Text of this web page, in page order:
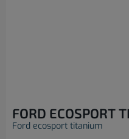
FORD ECOSPORT
Ford ecosport titanium